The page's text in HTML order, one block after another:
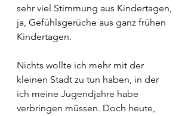
sehr viel Stimmung aus Kindertagen,
ja, Gefühlsgerüche aus ganz frühen
Kindertagen.
Nichts wollte ich mehr mit der
kleinen Stadt zu tun haben, in der
ich meine Jugendjahre habe
verbringen müssen. Doch heute,